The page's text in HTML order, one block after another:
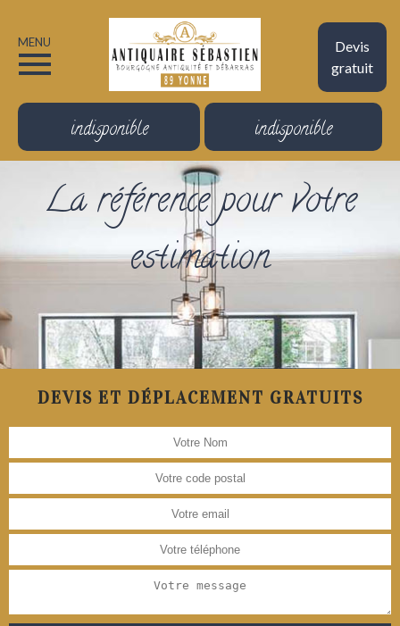
Devis
gratuit
MENU
indisponible indisponible
La référence pour votre
estimation
DEVIS ET DÉPLACEMENT GRATUITS